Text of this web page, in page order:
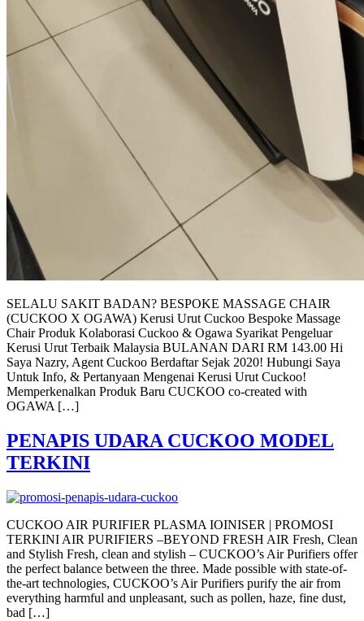
SELALU SAKIT BADAN? BESPOKE MASSAGE CHAIR
(CUCKOO X OGAWA) Kerusi Urut Cuckoo Bespoke Massage
Chair Produk Kolaborasi Cuckoo & Ogawa Syarikat Pengeluar
Kerusi Urut Terbaik Malaysia BULANAN DARI RM 143.00 Hi
Saya Nazry, Agent Cuckoo Berdaftar Sejak 2020! Hubungi Saya
Untuk Info, & Pertanyaan Mengenai Kerusi Urut Cuckoo!
Memperkenalkan Produk Baru CUCKOO co-created with
OGAWA […]
PENAPIS UDARA CUCKOO MODEL
TERKINI
CUCKOO AIR PURIFIER PLASMA IOINISER | PROMOSI
TERKINI AIR PURIFIERS –BEYOND FRESH AIR Fresh, Clean
and Stylish Fresh, clean and stylish – CUCKOO’s Air Purifiers offer
the perfect balance between the three. Made possible with state-of-
the-art technologies, CUCKOO’s Air Purifiers purify the air from
everything harmful and unpleasant, such as pollen, haze, fine dust,
bad […]